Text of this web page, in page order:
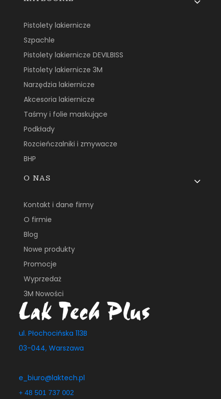
Pistolety lakiernicze
Szpachle
Pistolety lakiernicze DEVILBISS
Pistolety lakiernicze 3M
Narzędzia lakiernicze
Akcesoria lakiernicze
Taśmy i folie maskujące
Podkłady
Rozcieńczalniki i zmywacze
BHP
O NAS
Kontakt i dane firmy
O firmie
Blog
Nowe produkty
Promocje
Wyprzedaż
3M Nowości
ul. Płochocińska 113B
03-044, Warszawa
e_biuro@laktech.pl
+ 48 501 737 002